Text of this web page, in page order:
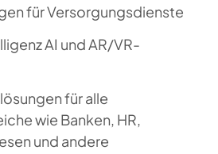
für Versorgungsdienste
AI und AR/VR-
für alle
wie Banken, HR,
und andere